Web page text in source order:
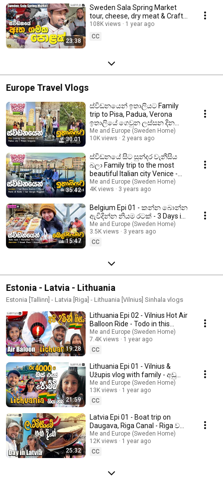
23:38
Sweden Sala Spring Market
tour, cheese, dry meat & Crafts
සම්ප්‍රදායික කෑම සහ අත්කම්
නිර්මාණ ගමේ පොළ
108K views
1 year ago
CC
Europe Travel Vlogs
30:01
ස්විඩනයෙන් ඉතාලියට Family
trip to Pisa, Padua, Verona
ඉතාලියේ ගෙවුන ලස්සන දින
හතර - Italy Epi 01
Me and Europe (Sweden Home)
10K views
2 years ago
35:42
ස්විඩනයේ සිට සුන්දර වැනීසිය
බලා Family trip to the most
beautiful Italian city Venice -
Italy Epi 02
Me and Europe (Sweden Home)
4K views
3 years ago
15:47
Belgium Epi 01 - කන්න බොන්න
ඇවිදින්න නියම රටක් - 3 Days in
Belgium, Brussels - Sinhala
Vlog
Me and Europe (Sweden Home)
3.5K views
3 years ago
CC
Estonia - Latvia - Lithuania
Estonia [Tallinn] - Latvia [Riga] - Lithuania [Vilnius] Sinhala vlogs
19:28
Lithuania Epi 02 - Vilnius Hot Air
Balloon Ride - Todo in this
summer - ඔයලත් එන්න යමු අපි
එක්ක!
Me and Europe (Sweden Home)
7.4K views
1 year ago
CC
21:59
Lithuania Epi 01 - Vilnius &
Užupis vlog with family - අඩු
වියදමින් travel කරන්න නියම
රටක් - Sinhala
Me and Europe (Sweden Home)
13K views
1 year ago
CC
25:32
Latvia Epi 01 - Boat trip on
Daugava, Riga Canal - Riga වල
බලන්න කරන්න කන්න බොන්න
හැමදෙයක්ම -Sinhala
Me and Europe (Sweden Home)
12K views
1 year ago
CC